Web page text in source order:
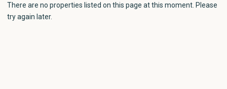
There are no properties listed on this page at this moment. Please
try again later.